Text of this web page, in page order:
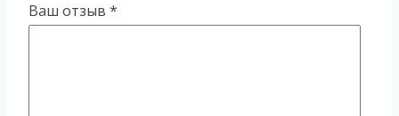
Ваш отзыв *